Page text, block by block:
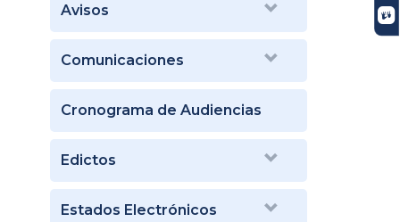
Avisos
Comunicaciones
Cronograma de Audiencias
Edictos
Estados Electrónicos